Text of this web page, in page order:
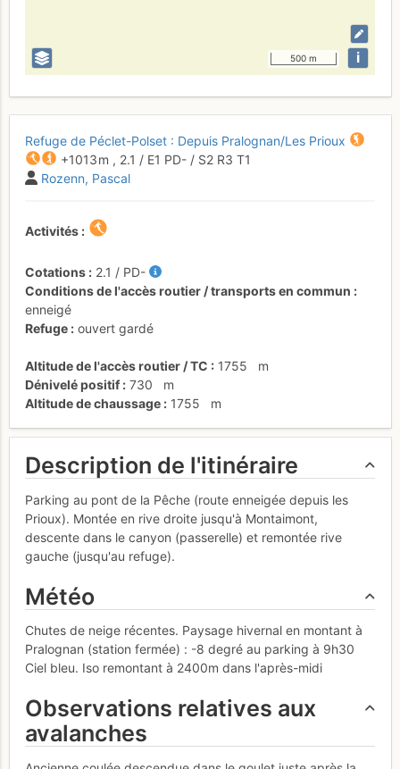
500 m i
Refuge de Péclet-Polset : Depuis Pralognan/Les Prioux
+1013 m , 2.1 / E1 PD- / S2 R3 T1
Rozenn Pascal
Activités
Cotations 2.1 / PD-
Conditions de l'accès routier / transports en commun
enneigé
Refuge
ouvert gardé
Altitude de l'accès routier / TC 1755
m
Dénivelé positif
730
m
Altitude de chaussage
1755 m
Description de l'itinéraire
Parking au pont de la Pêche (route enneigée depuis les
Prioux). Montée en rive droite jusqu'à Montaimont,
descente dans le canyon (passerelle) et remontée rive
gauche (jusqu'au refuge).
Météo
Chutes de neige récentes. Paysage hivernal en montant à
Pralognan (station fermée) : -8 degré au parking à 9h30
Ciel bleu. Iso remontant à 2400m dans l'après-midi
Observations relatives aux
avalanches